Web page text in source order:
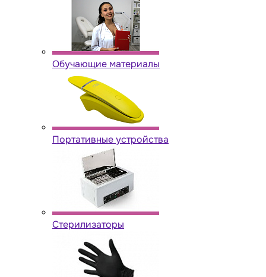
Обучающие материалы
Портативные устройства
Стерилизаторы